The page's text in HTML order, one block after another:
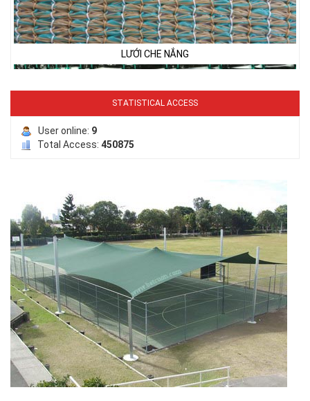
LƯỚI PHƠI NÔNG SẢN
LƯỚI HÀNG RÀO HÌNH VUÔNG
LƯỚI CHE NẮNG
LƯỚI CHE NẮNG
STATISTICAL ACCESS
User online: 9
Total Access: 450875